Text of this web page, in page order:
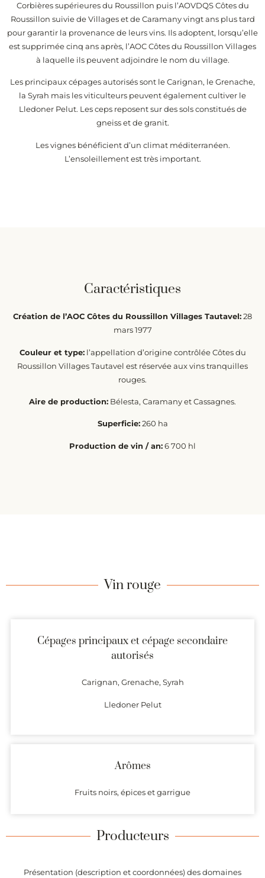
Corbières supérieures du Roussillon puis l’AOVDQS Côtes du
Roussillon suivie de Villages et de Caramany vingt ans plus tard
pour garantir la provenance de leurs vins. Ils adoptent, lorsqu’elle
est supprimée cinq ans après, l’AOC Côtes du Roussillon Villages
à laquelle ils peuvent adjoindre le nom du village.
Les principaux cépages autorisés sont le Carignan, le Grenache,
la Syrah mais les viticulteurs peuvent également cultiver le
Lledoner Pelut. Les ceps reposent sur des sols constitués de
gneiss et de granit.
Les vignes bénéficient d’un climat méditerranéen.
L’ensoleillement est très important.
Caractéristiques
Création de l’AOC Côtes du Roussillon Villages Tautavel:28
mars 1977
Couleur et type:l’appellation d’origine contrôlée Côtes du
Roussillon Villages Tautavel est réservée aux vins tranquilles
rouges.
Aire de production: Bélesta, Caramany et Cassagnes.
Superficie:260 ha
Production de vin / an:6 700 hl
Vin rouge
Cépages principaux et cépage secondaire
autorisés
Carignan, Grenache, Syrah
Lledoner Pelut
Arômes
Fruits noirs, épices et garrigue
Producteurs
Présentation (description et coordonnées) des domaines